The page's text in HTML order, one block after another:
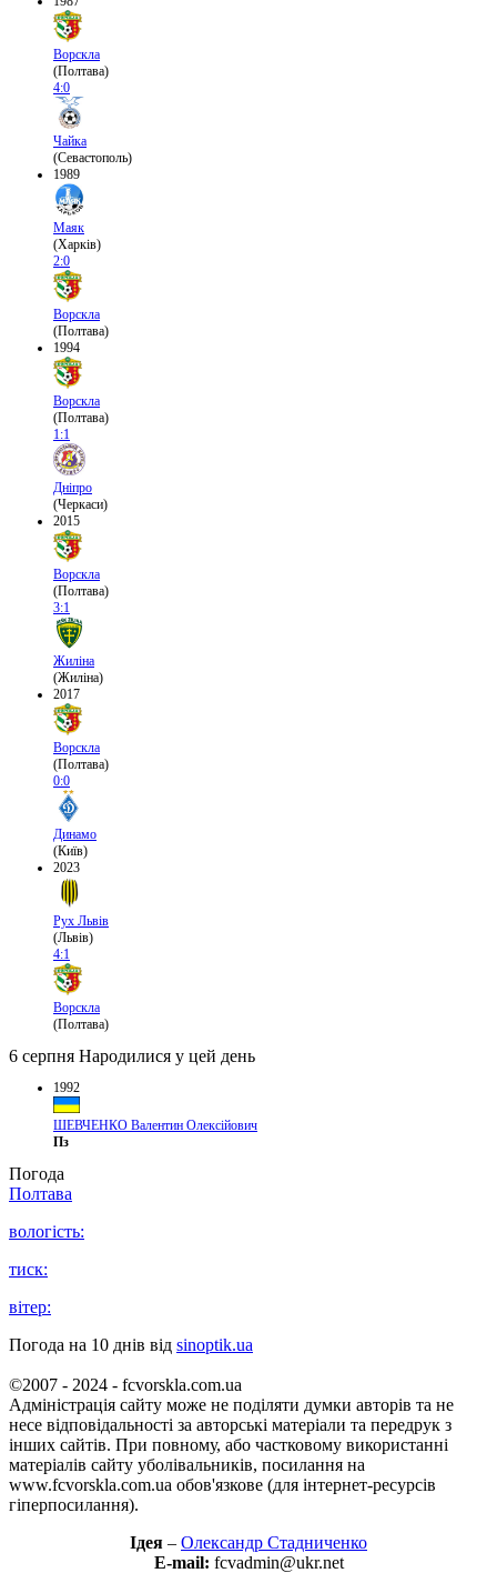
Ворскла
(Полтава)
4:0
Чайка
(Севастополь)
1989
Маяк
(Харків)
2:0
Ворскла
(Полтава)
1994
Ворскла
(Полтава)
1:1
Дніпро
(Черкаси)
2015
Ворскла
(Полтава)
3:1
Жиліна
(Жиліна)
2017
Ворскла
(Полтава)
0:0
Динамо
(Київ)
2023
Рух Львів
(Львів)
4:1
Ворскла
(Полтава)
6 серпня Народилися у цей день
1992
ШЕВЧЕНКО Валентин Олексійович
Пз
Погода
Полтава
вологість:
тиск:
вітер:
Погода на 10 днів від sinoptik.ua
©2007 - 2024 - fcvorskla.com.ua
Адміністрація сайту може не поділяти думки авторів та не
несе відповідальності за авторські матеріали та передрук з
інших сайтів. При повному, або частковому використанні
матеріалів сайту уболівальників, посилання на
www.fcvorskla.com.ua обов'язкове (для інтернет-ресурсів
гіперпосилання).
Ідея – Олександр Стадниченко
E-mail: fcvadmin@ukr.net